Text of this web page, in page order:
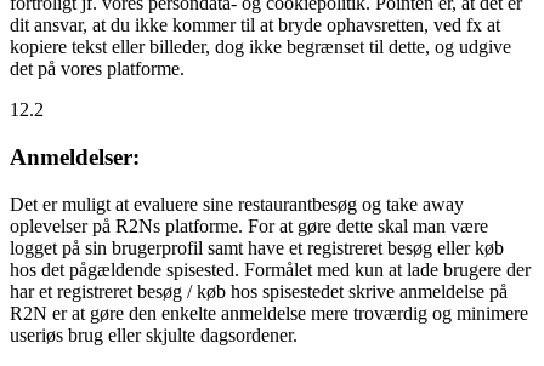
dit ansvar, at du ikke kommer til at bryde ophavsretten, ved fx at
kopiere tekst eller billeder, dog ikke begrænset til dette, og udgive
det på vores platforme.
12.2
Anmeldelser:
Det er muligt at evaluere sine restaurantbesøg og take away
oplevelser på R2Ns platforme. For at gøre dette skal man være
logget på sin brugerprofil samt have et registreret besøg eller køb
hos det pågældende spisested. Formålet med kun at lade brugere der
har et registreret besøg / køb hos spisestedet skrive anmeldelse på
R2N er at gøre den enkelte anmeldelse mere troværdig og minimere
useriøs brug eller skjulte dagsordener.